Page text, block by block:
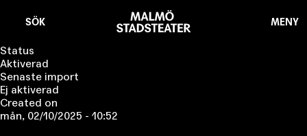
SÖK
Stadsteater
MENY
Status
Aktiverad
Senaste import
Ej aktiverad
Created on
mån, 02/10/2025 - 10:52